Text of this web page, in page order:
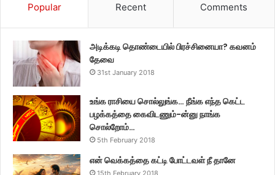
Popular Recent Comments
அடிக்கடி தொண்டையில் பிரச்சினையா? கவனம்
தேவை
31st January 2018
உங்க ராசியை சொல்லுங்க… நீங்க எந்த கெட்ட
பழக்கத்தை கைவிடணும்-ன்னு நாங்க
சொல்றோம்…
5th February 2018
என் வெக்கத்தை கட்டி போட்டவள் நீ தானே
15th February 2018